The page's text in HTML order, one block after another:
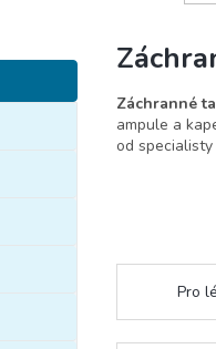
Záchranné
ampule a
od
Pro